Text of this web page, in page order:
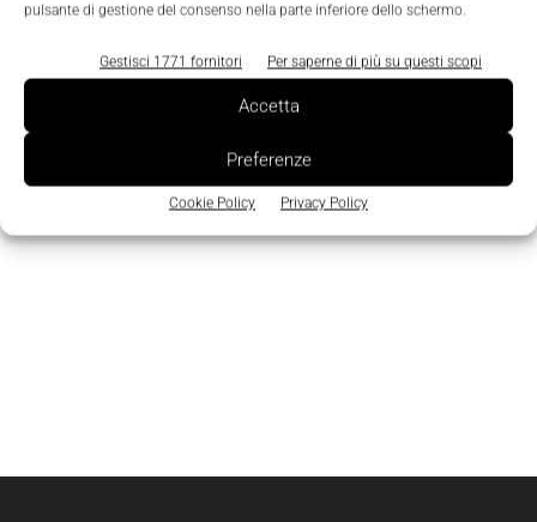
pulsante di gestione del consenso nella parte inferiore dello schermo.
Gestisci 1771 fornitori Per saperne di più su questi scopi
Accetta
Preferenze
Cookie Policy Privacy Policy